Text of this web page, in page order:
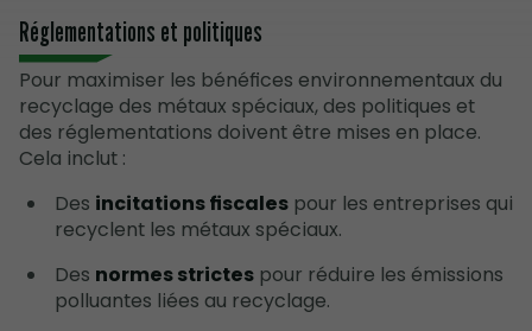
Réglementations et politiques
Pour maximiser les bénéfices environnementaux du
recyclage des métaux spéciaux, des politiques et
des réglementations doivent être mises en place.
Cela inclut :
Des incitations fiscalespour les entreprises qui
recyclent les métaux spéciaux.
Des normes strictespour réduire les émissions
polluantes liées au recyclage.